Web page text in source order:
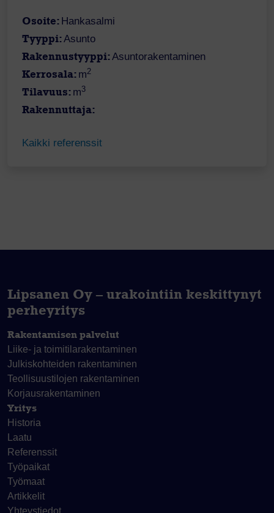
Osoite: Hankasalmi
Tyyppi:Asunto
Rakennustyyppi:Asuntorakentaminen
Kerrosala: m2
Tilavuus: m3
Rakennuttaja:
Kaikki referenssit
Lipsanen Oy – urakointiin keskittynyt
perheyritys
Rakentamisen palvelut
Liike- ja toimitila­rakentaminen
Julkiskohteiden rakentaminen
Teollisuustilojen rakentaminen
Korjaus­rakentaminen
Yritys
Historia
Laatu
Referenssit
Työpaikat
Työmaat
Artikkelit
Yhteystiedot